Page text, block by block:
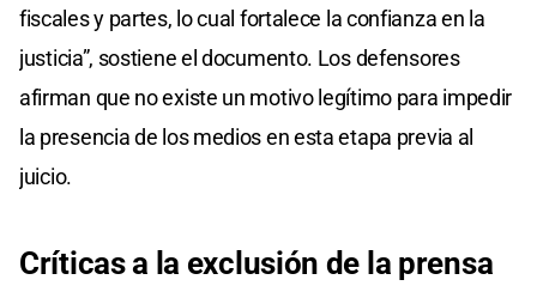
fiscales y partes, lo cual fortalece la confianza en la
justicia”, sostiene el documento. Los defensores
afirman que no existe un motivo legítimo para impedir
la presencia de los medios en esta etapa previa al
juicio.
Críticas a la exclusión de la prensa